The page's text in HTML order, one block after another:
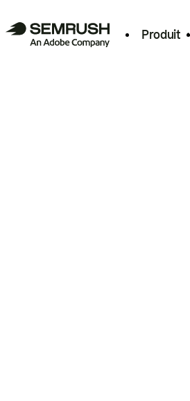
Produit